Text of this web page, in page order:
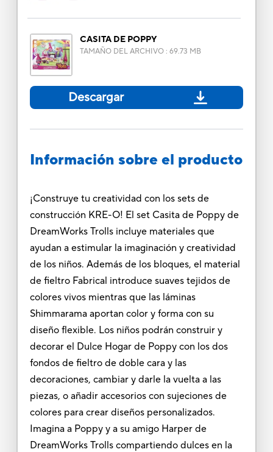
CASITA DE POPPY
TAMAÑO DEL ARCHIVO: 69.73 MB
Descargar
Información sobre el producto
¡Construye tu creatividad con los sets de
construcción KRE-O! El set Casita de Poppy de
DreamWorks Trolls incluye materiales que
ayudan a estimular la imaginación y creatividad
de los niños. Además de los bloques, el material
de fieltro Fabrical introduce suaves tejidos de
colores vivos mientras que las láminas
Shimmarama aportan color y forma con su
diseño flexible. Los niños podrán construir y
decorar el Dulce Hogar de Poppy con los dos
fondos de fieltro de doble cara y las
decoraciones, cambiar y darle la vuelta a las
piezas, o añadir accesorios con sujeciones de
colores para crear diseños personalizados.
Imagina a Poppy y a su amigo Harper de
DreamWorks Trolls compartiendo dulces en la